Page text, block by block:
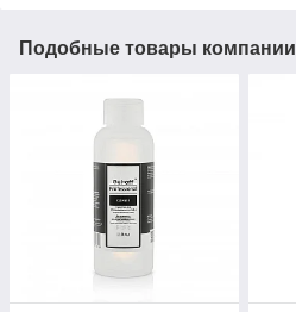
Подобные товары компании